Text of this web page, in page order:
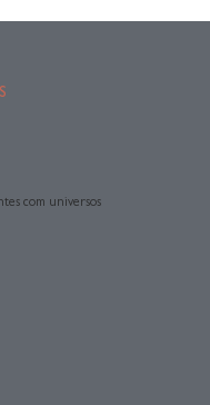
com universos